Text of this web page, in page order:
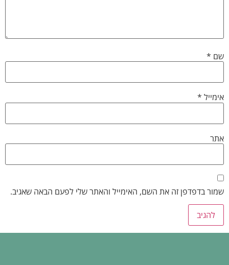
שם *
אימייל *
אתר
שמור בדפדפן זה את השם, האימייל והאתר שלי לפעם הבאה שאגיב.